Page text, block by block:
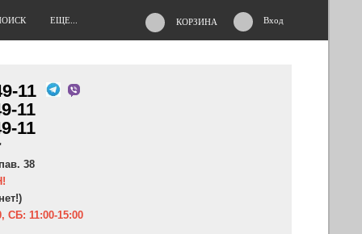
КОРЗИНА Вход
ЕЩЕ...
11
11
11
38
СБ: 11:00-15:00